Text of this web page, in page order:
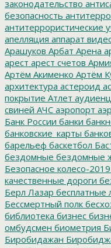
законодательство
безопасность
антитеррористические
апелляция аппарат
Арашуков Арбат Арена
арест арест счетов
Артём Акименко Артём
архитектура астероид
покрытие Атлет
свиней АЧС аэропорт
Банк России банки
банковские_карты
барельеф баскетбол
бездомные бездомные
Безопасное колесо-2019
качественные дороги
Берл Лазар бесплатные
Бессмертный полк
библиотека бизнес
омбудсмен биометрия
Биробидажан